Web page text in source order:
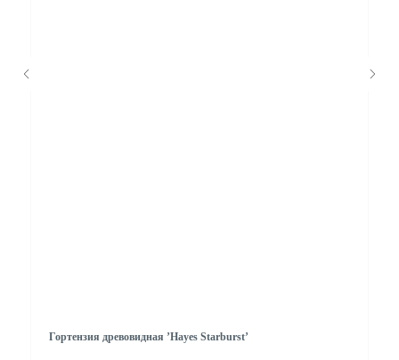
Гортензия древовидная ’Hayes Starburst’